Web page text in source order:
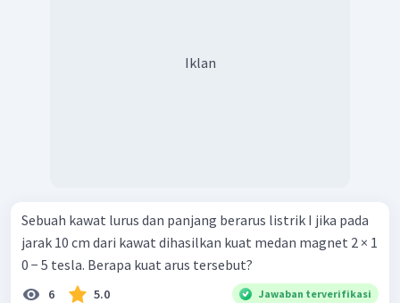
Iklan
Sebuah kawat lurus dan panjang berarus listrik I jika pada
jarak 10 cm dari kawat dihasilkan kuat medan magnet 2 × 1
0 − 5 tesla. Berapa kuat arus tersebut?
6 5.0 Jawaban terverifikasi